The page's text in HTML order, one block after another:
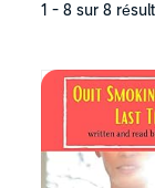
1 - 8 sur 8